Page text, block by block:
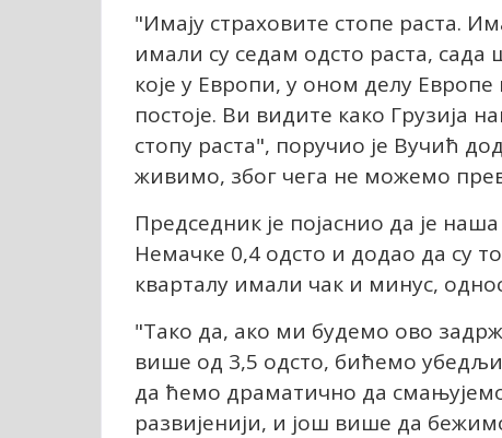
"Имају страховите стопе раста.
имали су седам одсто раста, сада
које у Европи, у оном делу
постоје. Ви видите како Грузија
стопу раста", поручио је Вучић
живимо, због чега не можемо
Председник је појаснио да је
Немачке 0,4 одсто и додао да су
кварталу имали чак и минус,
"Тако да, ако ми будемо ово
више од 3,5 одсто, бићемо
да ћемо драматично да
развијенији, и још више да